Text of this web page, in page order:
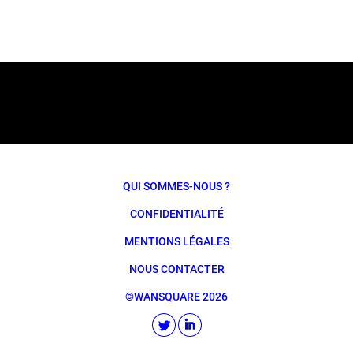
QUI SOMMES-NOUS ?
CONFIDENTIALITÉ
MENTIONS LÉGALES
NOUS CONTACTER
©WANSQUARE 2026